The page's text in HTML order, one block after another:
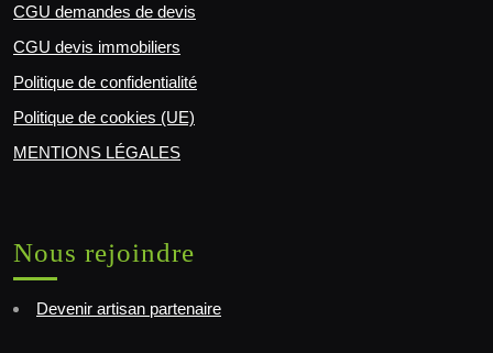
CGU demandes de devis
CGU devis immobiliers
Politique de confidentialité
Politique de cookies (UE)
MENTIONS LÉGALES
Nous rejoindre
Devenir artisan partenaire